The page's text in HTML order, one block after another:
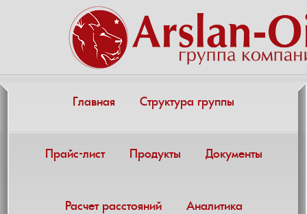
Главная Структура группы
Прайс-лист Продукты Документы
Расчет расстояний Аналитика